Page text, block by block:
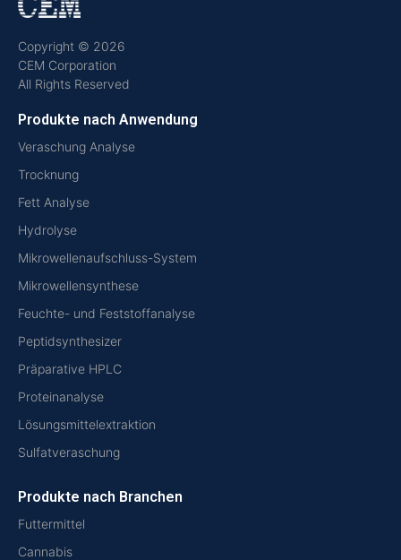
Copyright © 2026
CEM Corporation
All Rights Reserved
Produkte nach Anwendung
Veraschung Analyse
Trocknung
Fett Analyse
Hydrolyse
Mikrowellenaufschluss-System
Mikrowellensynthese
Feuchte- und Feststoffanalyse
Peptidsynthesizer
Präparative HPLC
Proteinanalyse
Lösungsmittelextraktion
Sulfatveraschung
Produkte nach Branchen
Futtermittel
Cannabis